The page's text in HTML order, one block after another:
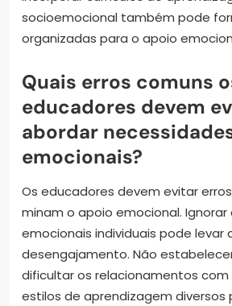
socioemocional também pode
organizadas para o apoio
Quais erros comuns
educadores devem
abordar
emocionais?
Os educadores devem evitar
minam o apoio emocional.
emocionais individuais pode levar
desengajamento. Não
dificultar os relacionamentos com
estilos de aprendizagem diversos